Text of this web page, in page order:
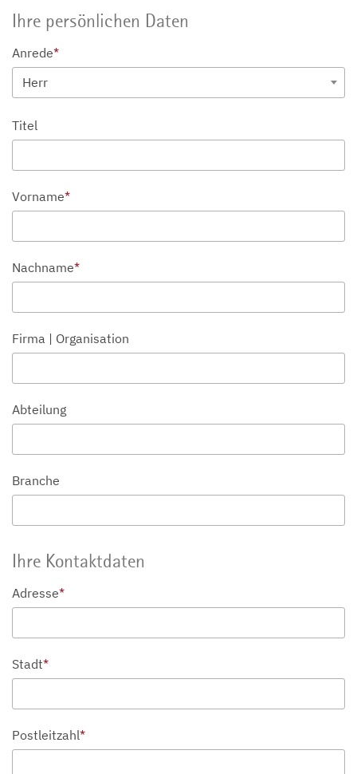
Ihre persönlichen Daten
Anrede*
Herr
Titel
Vorname*
Nachname*
Firma | Organisation
Abteilung
Branche
Ihre Kontaktdaten
Adresse*
Stadt*
Postleitzahl*